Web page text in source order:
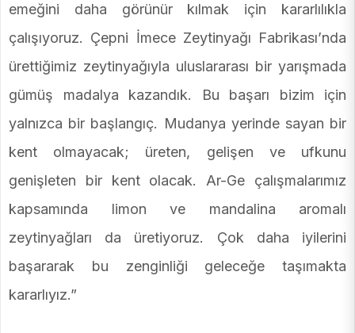
emeğini daha görünür kılmak için kararlılıkla
çalışıyoruz. Çepni İmece Zeytinyağı Fabrikası’nda
ürettiğimiz zeytinyağıyla uluslararası bir yarışmada
gümüş madalya kazandık. Bu başarı bizim için
yalnızca bir başlangıç. Mudanya yerinde sayan bir
kent olmayacak; üreten, gelişen ve ufkunu
genişleten bir kent olacak. Ar-Ge çalışmalarımız
kapsamında limon ve mandalina aromalı
zeytinyağları da üretiyoruz. Çok daha iyilerini
başararak bu zenginliği geleceğe taşımakta
kararlıyız.”